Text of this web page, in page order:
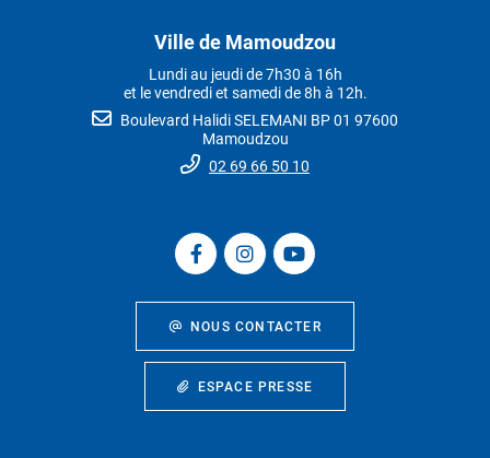
Ville de Mamoudzou
Lundi au jeudi de 7h30 à 16h
et le vendredi et samedi de 8h à 12h.
Boulevard Halidi SELEMANI BP 01 97600
Mamoudzou
02 69 66 50 10
NOUS CONTACTER
ESPACE PRESSE